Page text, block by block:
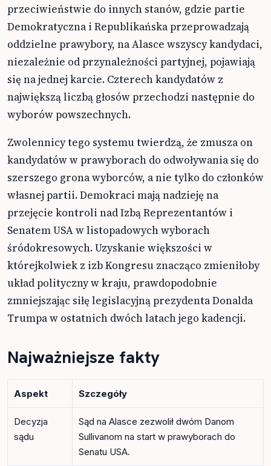
przeciwieństwie do innych stanów, gdzie partie
Demokratyczna i Republikańska przeprowadzają
oddzielne prawybory, na Alasce wszyscy kandydaci,
niezależnie od przynależności partyjnej, pojawiają
się na jednej karcie. Czterech kandydatów z
największą liczbą głosów przechodzi następnie do
wyborów powszechnych.
Zwolennicy tego systemu twierdzą, że zmusza on
kandydatów w prawyborach do odwoływania się do
szerszego grona wyborców, a nie tylko do członków
własnej partii. Demokraci mają nadzieję na
przejęcie kontroli nad Izbą Reprezentantów i
Senatem USA w listopadowych wyborach
śródokresowych. Uzyskanie większości w
którejkolwiek z izb Kongresu znacząco zmieniłoby
układ polityczny w kraju, prawdopodobnie
zmniejszając siłę legislacyjną prezydenta Donalda
Trumpa w ostatnich dwóch latach jego kadencji.
Najważniejsze fakty
Aspekt Szczegóły
Decyzja
sądu
Sąd na Alasce zezwolił dwóm Danom
Sullivanom na start w prawyborach do
Senatu USA.